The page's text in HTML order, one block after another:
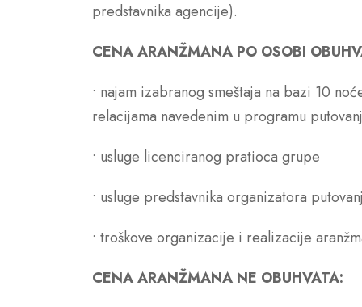
predstavnika agencije).
CENA ARANŽMANA PO OSOBI
• najam izabranog smeštaja na bazi 10
relacijama navedenim u programu
• usluge licenciranog pratioca grupe
• usluge predstavnika organizatora
• troškove organizacije i realizacije
CENA ARANŽMANA NE OBUHVATA: